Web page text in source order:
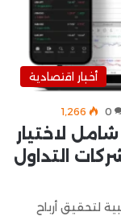
أخبار اقتصادية
0 1٬266
لاختيار
التداول
لتحقيق أرباح